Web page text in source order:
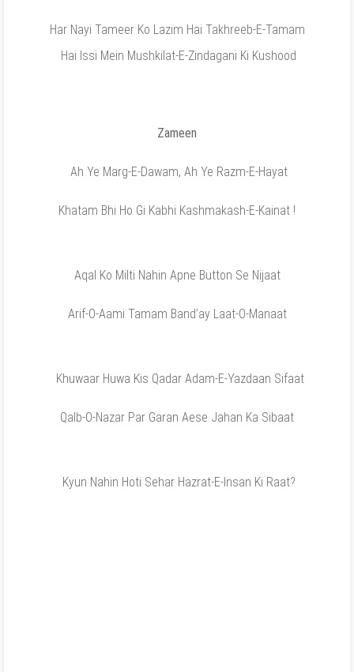
Har Nayi Tameer Ko Lazim Hai Takhreeb-E-Tamam
Hai Issi Mein Mushkilat-E-Zindagani Ki Kushood
Zameen
Ah Ye Marg-E-Dawam, Ah Ye Razm-E-Hayat
Khatam Bhi Ho Gi Kabhi Kashmakash-E-Kainat !
Aqal Ko Milti Nahin Apne Button Se Nijaat
Arif-O-Aami Tamam Band’ay Laat-O-Manaat
Khuwaar Huwa Kis Qadar Adam-E-Yazdaan Sifaat
Qalb-O-Nazar Par Garan Aese Jahan Ka Sibaat
Kyun Nahin Hoti Sehar Hazrat-E-Insan Ki Raat?